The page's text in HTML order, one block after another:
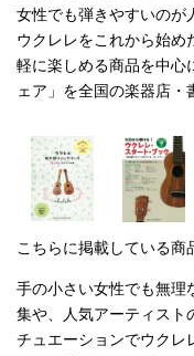
女性でも弾きやすいのが
ウクレレをこれから始め
軽に楽しめる商品を中心
ェア」を全国の楽器店・
こちらに掲載している商
手の小さい女性でも無理
集や、人気アーティスト
チュエーションでウクレ